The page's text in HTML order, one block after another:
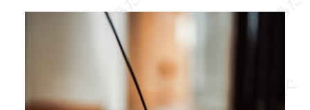
てストレスや体調不良の原因になってしまうこと
も。 愛猫が心身ともに健やかに過ごせ […]